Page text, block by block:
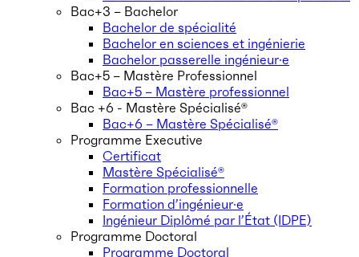
Bac+3 – Bachelor
Bachelor de spécialité
Bachelor en sciences et ingénierie
Bachelor passerelle ingénieur·e
Bac+5 – Mastère Professionnel
Bac+5 – Mastère professionnel
Bac +6 - Mastère Spécialisé®
Bac+6 – Mastère Spécialisé®
Programme Executive
Certificat
Mastère Spécialisé®
Formation professionnelle
Formation d’ingénieur·e
Ingénieur Diplômé par l’État (IDPE)
Programme Doctoral
Programme Doctoral